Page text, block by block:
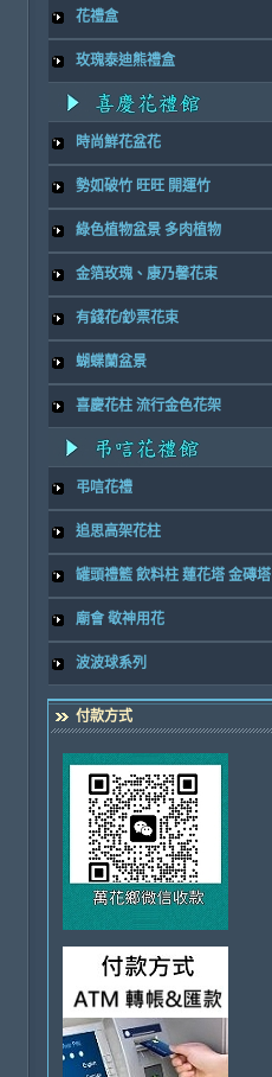
花禮盒
玫瑰泰迪熊禮盒
時尚鮮花盆花
勢如破竹 旺旺 開運竹
綠色植物盆景 多肉植物
金箔玫瑰、康乃馨花束
有錢花/鈔票花束
蝴蝶蘭盆景
喜慶花柱 流行金色花架
弔唁花禮
追思高架花柱
罐頭禮籃 飲料柱 蓮花塔 金磚塔
廟會 敬神用花
波波球系列
付款方式